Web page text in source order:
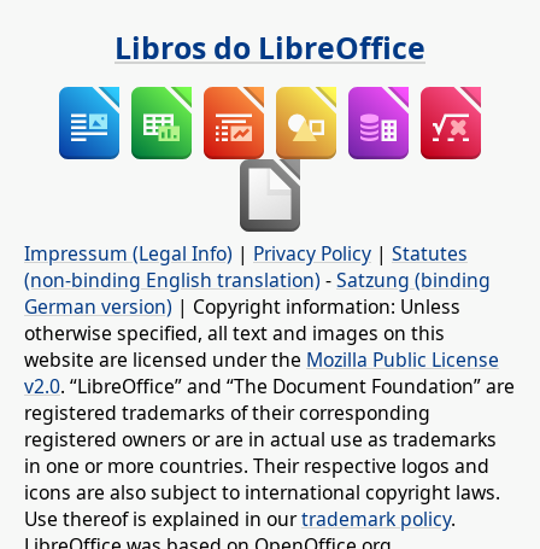
Libros do LibreOffice
Impressum (Legal Info) | Privacy Policy | Statutes
(non-binding English translation) -Satzung (binding
German version) | Copyright information: Unless
otherwise specified, all text and images on this
website are licensed under the Mozilla Public License
v2.0. “LibreOffice” and “The Document Foundation” are
registered trademarks of their corresponding
registered owners or are in actual use as trademarks
in one or more countries. Their respective logos and
icons are also subject to international copyright laws.
Use thereof is explained in ourtrademark policy.